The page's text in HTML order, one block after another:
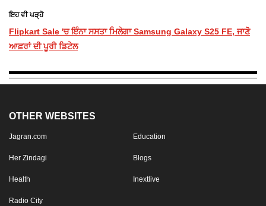
ਇਹ ਵੀ ਪੜ੍ਹੋ
Flipkart Sale 'ਚ ਇੰਨਾ ਸਸਤਾ ਮਿਲੇਗਾ Samsung Galaxy S25 FE, ਜਾਣੋ
ਆਫ਼ਰਾਂ ਦੀ ਪੂਰੀ ਡਿਟੇਲ
OTHER WEBSITES
Jagran.com Education
Her Zindagi Blogs
Health Inextlive
Radio City